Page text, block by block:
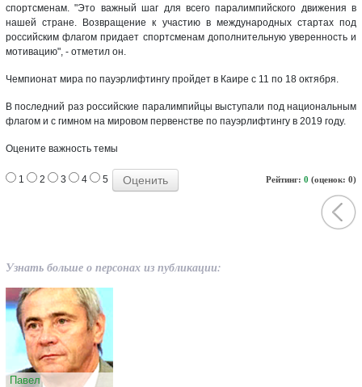
спортсменам. "Это важный шаг для всего паралимпийского движения в
нашей стране. Возвращение к участию в международных стартах под
российским флагом придает спортсменам дополнительную уверенность и
мотивацию", - отметил он.
Чемпионат мира по пауэрлифтингу пройдет в Каире с 11 по 18 октября.
В последний раз российские паралимпийцы выступали под национальным
флагом и с гимном на мировом первенстве по пауэрлифтингу в 2019 году.
Оцените важность темы
Рейтинг: 0 (оценок: 0)
1 2 3 4 5
Узнать больше о персонах из публикации:
Павел